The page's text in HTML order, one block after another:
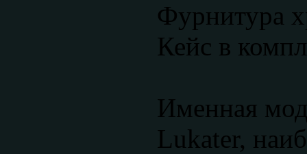
Фурнитура
Кейс в
Именная
Lukater,